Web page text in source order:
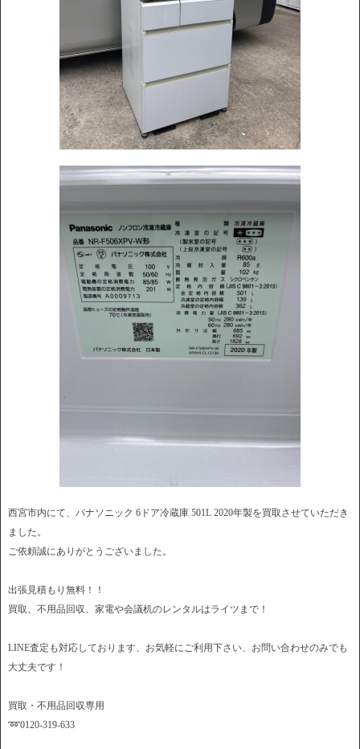
西宮市内にて、パナソニック 6ドア冷蔵庫 501L 2020年製を買取させていただき
ました。
ご依頼誠にありがとうございました。
出張見積もり無料！！
買取、不用品回収、家電や会議机のレンタルはライツまで！
LINE査定も対応しております、お気軽にご利用下さい、お問い合わせのみでも
大丈夫です！
買取・不用品回収専用
➿0120-319-633